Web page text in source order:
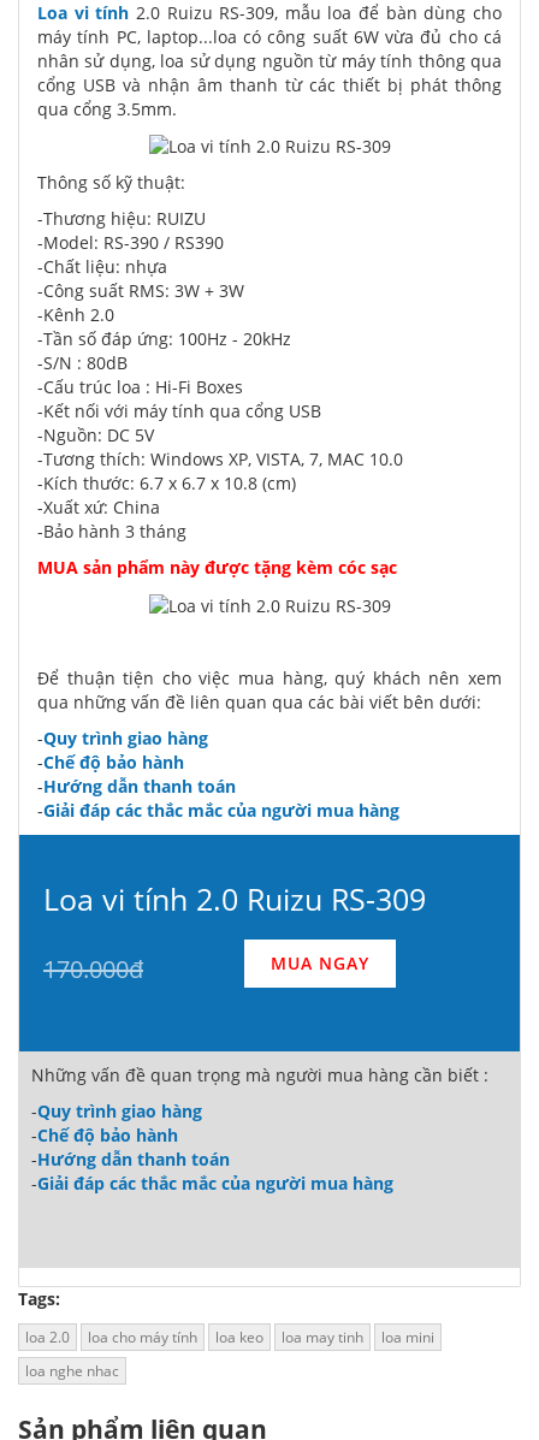
Loa vi tính 2.0 Ruizu RS-309, mẫu loa để bàn dùng cho
máy tính PC, laptop...loa có công suất 6W vừa đủ cho cá
nhân sử dụng, loa sử dụng nguồn từ máy tính thông qua
cổng USB và nhận âm thanh từ các thiết bị phát thông
qua cổng 3.5mm.
Thông số kỹ thuật:
-Thương hiệu: RUIZU
-Model: RS-390 / RS390
-Chất liệu: nhựa
-Công suất RMS: 3W + 3W
-Kênh 2.0
-Tần số đáp ứng: 100Hz - 20kHz
-S/N : 80dB
-Cấu trúc loa : Hi-Fi Boxes
-Kết nối với máy tính qua cổng USB
-Nguồn: DC 5V
-Tương thích: Windows XP, VISTA, 7, MAC 10.0
-Kích thước: 6.7 x 6.7 x 10.8 (cm)
-Xuất xứ: China
-Bảo hành 3 tháng
MUA sản phẩm này được tặng kèm cóc sạc
Để thuận tiện cho việc mua hàng, quý khách nên xem
qua những vấn đề liên quan qua các bài viết bên dưới:
-Quy trình giao hàng
-Chế độ bảo hành
-Hướng dẫn thanh toán
-Giải đáp các thắc mắc của người mua hàng
Loa vi tính 2.0 Ruizu RS-309
170.000đ MUA NGAY
Những vấn đề quan trọng mà người mua hàng cần biết :
-Quy trình giao hàng
-Chế độ bảo hành
-Hướng dẫn thanh toán
-Giải đáp các thắc mắc của người mua hàng
Tags:
loa 2.0 loa cho máy tính loa keo loa may tinh
loa mini
loa nghe nhac
Sản phẩm liên quan